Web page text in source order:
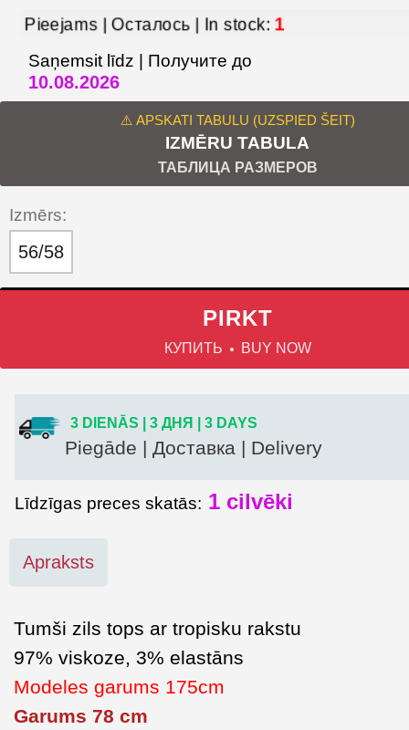
Pieejams | Осталось | In stock:1
Saņemsit līdz | Получите до
10.08.2026
⚠️ APSKATI TABULU (UZSPIED ŠEIT)
IZMĒRU TABULA
ТАБЛИЦА РАЗМЕРОВ
Izmērs:
56/58
PIRKT
КУПИТЬ BUY NOW
3 DIENĀS | 3 ДНЯ | 3 DAYS
Piegāde | Доставка | Delivery
Līdzīgas preces skatās: 1 cilvēki
Apraksts
Tumši zils tops ar tropisku rakstu
97% viskoze, 3% elastāns
Modeles garums 175cm
Garums 78 cm